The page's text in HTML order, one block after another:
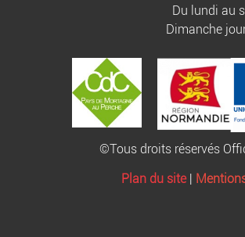
Du lundi au
Dimanche
©Tous droits réservés
Plan du site